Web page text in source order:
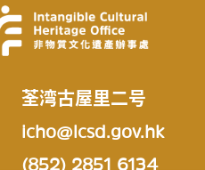
荃湾古屋里二号
icho@lcsd.gov.hk
(852) 2851 6134